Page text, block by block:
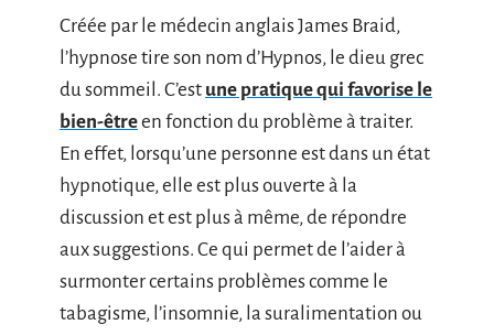
Créée par le médecin anglais James Braid,
l’hypnose tire son nom d’Hypnos, le dieu grec
du sommeil. C’est une pratique qui favorise le
bien-êtreen fonction du problème à traiter.
En effet, lorsqu’une personne est dans un état
hypnotique, elle est plus ouverte à la
discussion et est plus à même, de répondre
aux suggestions. Ce qui permet de l’aider à
surmonter certains problèmes comme le
tabagisme, l’insomnie, la suralimentation ou